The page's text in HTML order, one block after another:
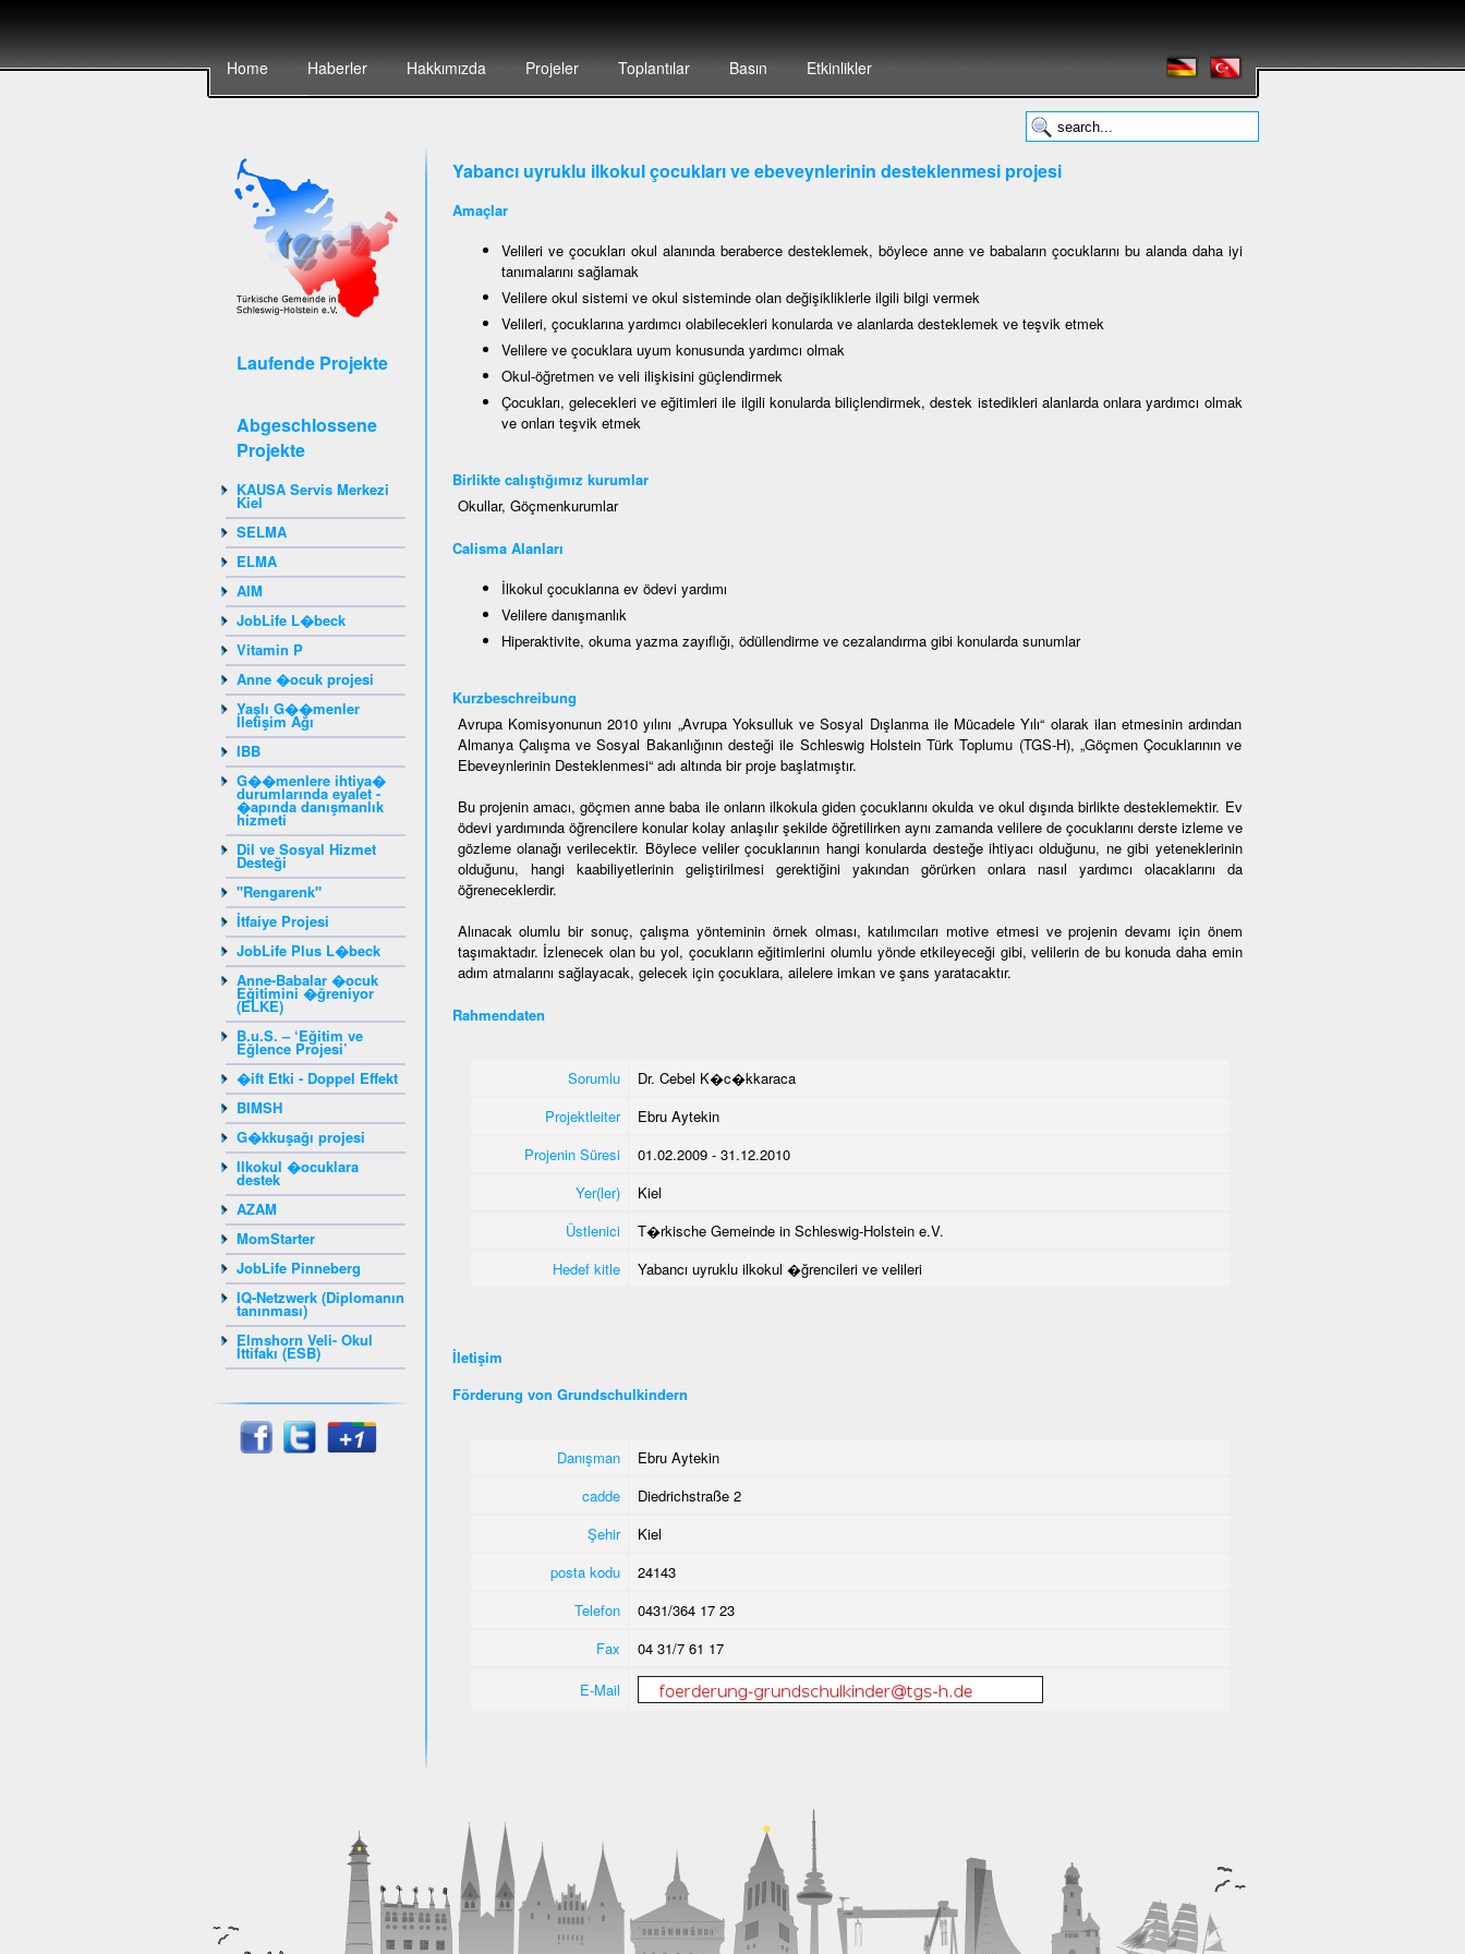
Home Haberler Hakkımızda Projeler Toplantılar Basın Etkinlikler
Laufende Projekte
Abgeschlossene
Projekte
KAUSA Servis Merkezi
Kiel
SELMA
ELMA
AIM
JobLife L�beck
Vitamin P
Anne �ocuk projesi
Yaşlı G��menler
İletişim Ağı
IBB
G��menlere ihtiya�
durumlarında eyalet -
�apında danışmanlık
hizmeti
Dil ve Sosyal Hizmet
Desteği
"Rengarenk"
İtfaiye Projesi
JobLife Plus L�beck
Anne-Babalar �ocuk
Eğitimini �ğreniyor
(ELKE)
B.u.S. – ‘Eğitim ve
Eğlence Projesi’
�ift Etki - Doppel Effekt
BIMSH
G�kkuşağı projesi
Ilkokul �ocuklara
destek
AZAM
MomStarter
JobLife Pinneberg
IQ-Netzwerk (Diplomanın
tanınması)
Elmshorn Veli- Okul
İttifakı (ESB)
Yabancı uyruklu ilkokul çocukları ve ebeveynlerinin desteklenmesi projesi
Amaçlar
Velileri ve çocukları okul alanında beraberce desteklemek, böylece anne ve babaların çocuklarını bu alanda daha iyi
tanımalarını sağlamak
Velilere okul sistemi ve okul sisteminde olan değişikliklerle ilgili bilgi vermek
Velileri, çocuklarına yardımcı olabilecekleri konularda ve alanlarda desteklemek ve teşvik etmek
Velilere ve çocuklara uyum konusunda yardımcı olmak
Okul-öğretmen ve veli ilişkisini güçlendirmek
Çocukları, gelecekleri ve eğitimleri ile ilgili konularda biliçlendirmek, destek istedikleri alanlarda onlara yardımcı olmak
ve onları teşvik etmek
Birlikte calıştığımız kurumlar
Okullar, Göçmenkurumlar
Calisma Alanları
İlkokul çocuklarına ev ödevi yardımı
Velilere danışmanlık
Hiperaktivite, okuma yazma zayıflığı, ödüllendirme ve cezalandırma gibi konularda sunumlar
Kurzbeschreibung
Avrupa Komisyonunun 2010 yılını „Avrupa Yoksulluk ve Sosyal Dışlanma ile Mücadele Yılı“ olarak ilan etmesinin ardından
Almanya Çalışma ve Sosyal Bakanlığının desteği ile Schleswig Holstein Türk Toplumu (TGS-H), „Göçmen Çocuklarının ve
Ebeveynlerinin Desteklenmesi“ adı altında bir proje başlatmıştır.
Bu projenin amacı, göçmen anne baba ile onların ilkokula giden çocuklarını okulda ve okul dışında birlikte desteklemektir. Ev
ödevi yardımında öğrencilere konular kolay anlaşılır şekilde öğretilirken aynı zamanda velilere de çocuklarını derste izleme ve
gözleme olanağı verilecektir. Böylece veliler çocuklarının hangi konularda desteğe ihtiyacı olduğunu, ne gibi yeteneklerinin
olduğunu, hangi kaabiliyetlerinin geliştirilmesi gerektiğini yakından görürken onlara nasıl yardımcı olacaklarını da
öğreneceklerdir.
Alınacak olumlu bir sonuç, çalışma yönteminin örnek olması, katılımcıları motive etmesi ve projenin devamı için önem
taşımaktadır. İzlenecek olan bu yol, çocukların eğitimlerini olumlu yönde etkileyeceği gibi, velilerin de bu konuda daha emin
adım atmalarını sağlayacak, gelecek için çocuklara, ailelere imkan ve şans yaratacaktır.
Rahmendaten
Sorumlu
Dr. Cebel K�c�kkaraca
Projektleiter
Ebru Aytekin
Projenin Süresi
01.02.2009 - 31.12.2010
Yer(ler)
Kiel
Üstlenici
T�rkische Gemeinde in Schleswig-Holstein e.V.
Hedef kitle
Yabancı uyruklu ilkokul �ğrencileri ve velileri
İletişim
Förderung von Grundschulkindern
Danışman
Ebru Aytekin
cadde
Diedrichstraße 2
Şehir
Kiel
posta kodu
24143
Telefon
0431/364 17 23
Fax
04 31/7 61 17
E-Mail